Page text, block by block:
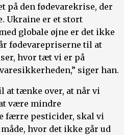
på den fødevarekrise, der
Ukraine er et stort
globale øjne er det ikke
fødevarepriserne til at
hvor tæt vi er på
siger han.
at tænke over, at når vi
være mindre
færre pesticider, skal vi
hvor det ikke går ud